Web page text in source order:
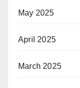
May 2025
April 2025
March 2025